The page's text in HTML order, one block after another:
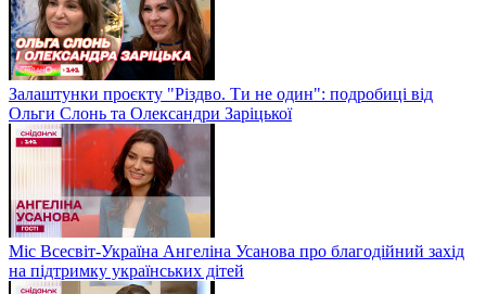
Залаштунки проєкту "Різдво. Ти не один": подробиці від
Ольги Слонь та Олександри Заріцької
Міс Всесвіт-Україна Ангеліна Усанова про благодійний захід
на підтримку українських дітей